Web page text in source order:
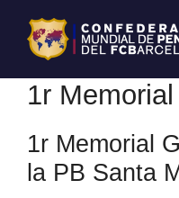
1r
1r Memorial
la PB Santa